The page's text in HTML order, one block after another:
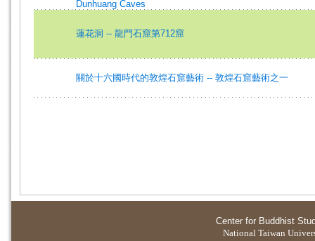
Dunhuang Caves
蓮花洞 -- 龍門石窟第712窟
關於十六國時代的敦煌石窟藝術 -- 敦煌石窟藝術之一
Center for Buddhist
National Taiwan